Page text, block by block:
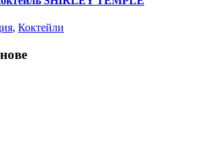
, Коктейли